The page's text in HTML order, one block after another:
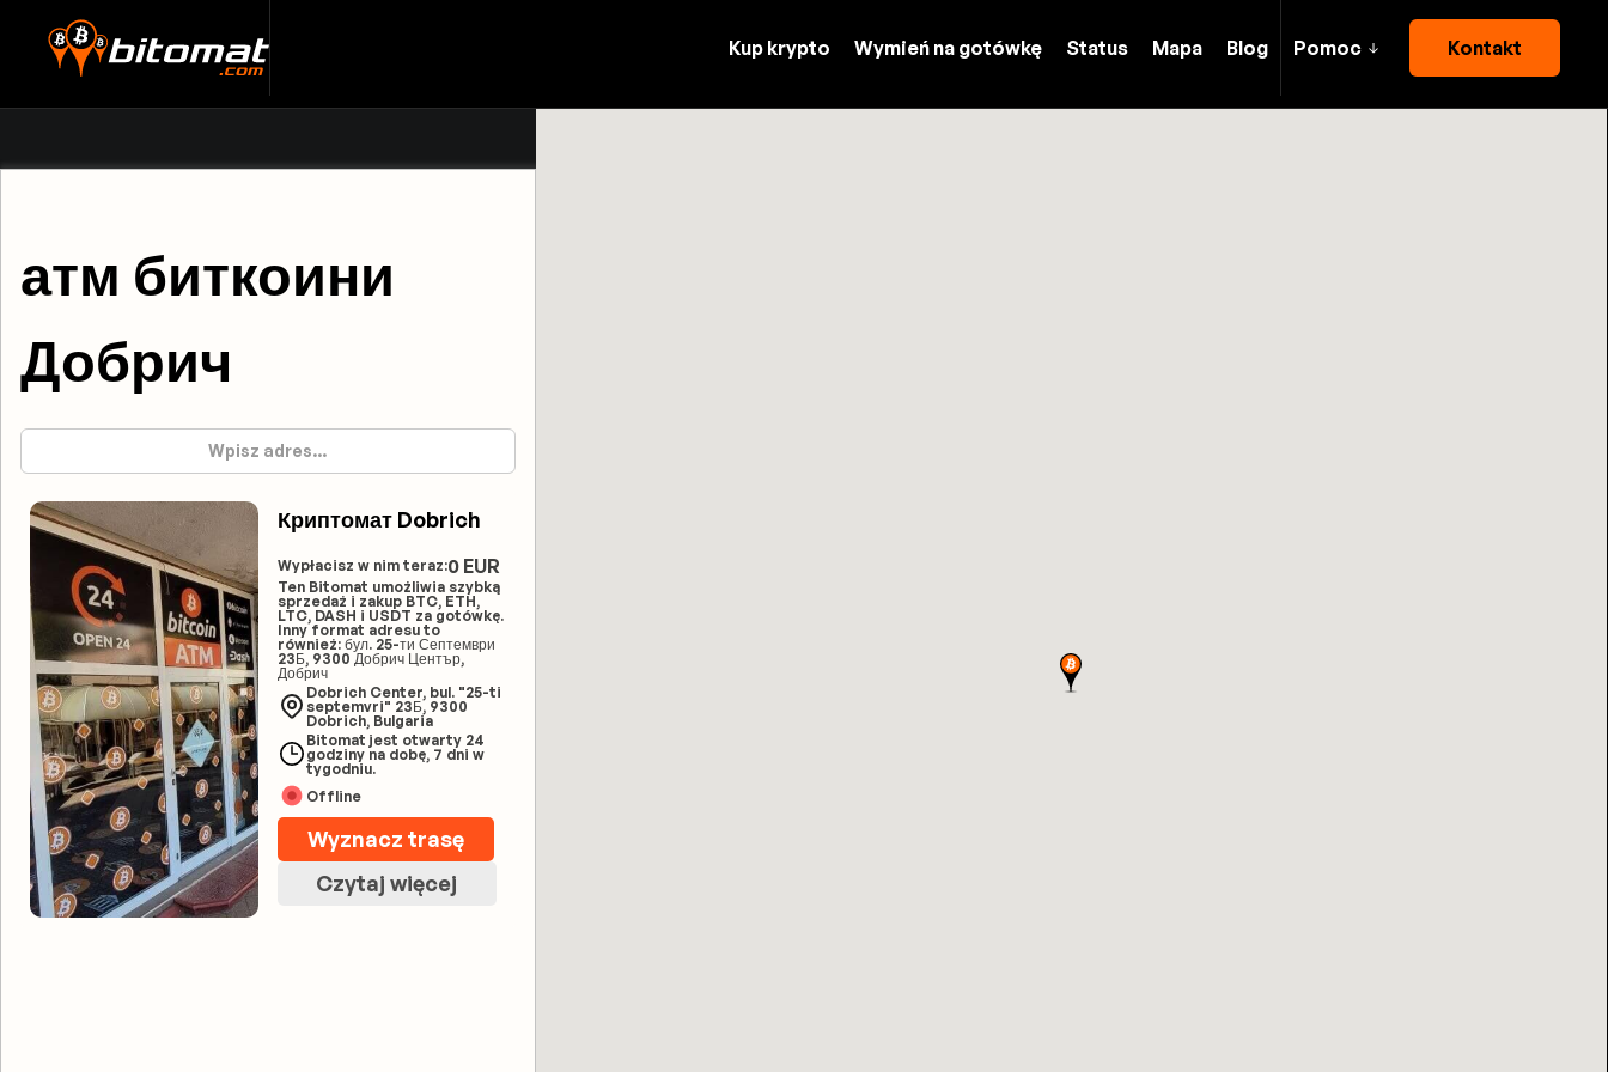
Kup krypto Wymień na gotówkę Status Mapa Blog Pomoc Kontakt
атм биткоини
Добрич
Криптомат Dobrich
Wypłacisz w nim teraz:0 EUR
Ten Bitomat umożliwia szybką
sprzedaż i zakup BTC, ETH,
LTC, DASH i USDT za gotówkę.
Inny format adresu to
również: бул. 25-ти Септември
23Б, 9300 Добрич Център,
Добрич
Dobrich Center, bul. "25-ti
septemvri" 23Б, 9300
Dobrich, Bulgaria
Bitomat jest otwarty 24
godziny na dobę, 7 dni w
tygodniu.
Offline
Wyznacz trasę
Czytaj więcej